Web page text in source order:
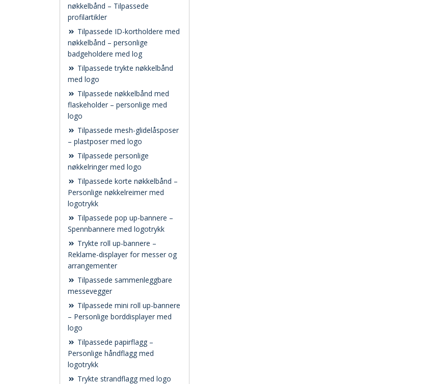
nøkkelbånd – Tilpassede
profilartikler
Tilpassede ID-kortholdere med
nøkkelbånd – personlige
badgeholdere med log
Tilpassede trykte nøkkelbånd
med logo
Tilpassede nøkkelbånd med
flaskeholder – personlige med
logo
Tilpassede mesh-glidelåsposer
– plastposer med logo
Tilpassede personlige
nøkkelringer med logo
Tilpassede korte nøkkelbånd –
Personlige nøkkelreimer med
logotrykk
Tilpassede pop up-bannere –
Spennbannere med logotrykk
Trykte roll up-bannere –
Reklame-displayer for messer og
arrangementer
Tilpassede sammenleggbare
messevegger
Tilpassede mini roll up-bannere
– Personlige borddisplayer med
logo
Tilpassede papirflagg –
Personlige håndflagg med
logotrykk
Trykte strandflagg med logo